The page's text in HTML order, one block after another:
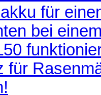
für
bei
für